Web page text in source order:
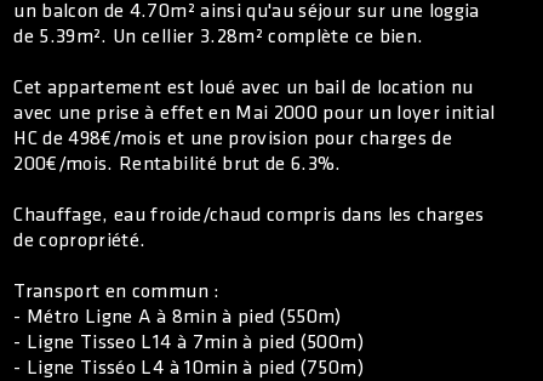
un balcon de 4.70m² ainsi qu'au séjour sur une loggia
de 5.39m². Un cellier 3.28m² complète ce bien.
Cet appartement est loué avec un bail de location nu
avec une prise à effet en Mai 2000 pour un loyer initial
HC de 498€/mois et une provision pour charges de
200€/mois. Rentabilité brut de 6.3%.
Chauffage, eau froide/chaud compris dans les charges
de copropriété.
Transport en commun :
- Métro Ligne A à 8min à pied (550m)
- Ligne Tisseo L14 à 7min à pied (500m)
- Ligne Tisséo L4 à 10min à pied (750m)